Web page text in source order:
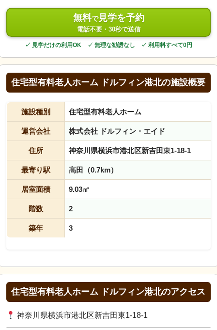
無料で見学を予約
電話不要・30秒で送信
✓ 見学だけの利用OK ✓ 無理な勧誘なし ✓ 利用料すべて0円
住宅型有料老人ホーム ドルフィン港北の施設概要
施設種別 住宅型有料老人ホーム
運営会社 株式会社 ドルフィン・エイド
住所 神奈川県横浜市港北区新吉田東1-18-1
最寄り駅 高田（0.7km）
居室面積 9.03㎡
階数 2
築年 3
住宅型有料老人ホーム ドルフィン港北のアクセス
神奈川県横浜市港北区新吉田東1-18-1